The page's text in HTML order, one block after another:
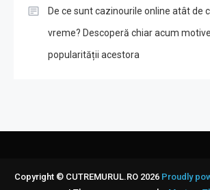
De ce sunt cazinourile online atât de
vreme? Descoperă chiar acum
popularității acestora
Copyright © CUTREMURUL.RO 2026 Proudly